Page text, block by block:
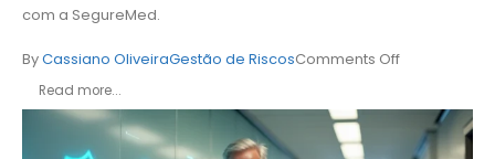
com a SegureMed.
ByCassiano OliveiraGestão de RiscosComments Off
Read more...